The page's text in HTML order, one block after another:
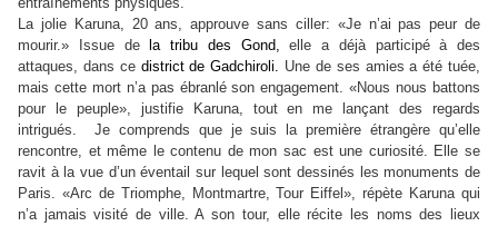
La jolie Karuna, 20 ans, approuve sans ciller: «Je n’ai pas peur de
mourir.» Issue de
la tribu des Gond,
elle a déjà participé à des
attaques, dans ce district de Gadchiroli. Une de ses amies a été tuée,
mais cette mort n’a pas ébranlé son engagement. «Nous nous battons
pour le peuple», justifie Karuna, tout en me lançant des regards
intrigués. Je comprends que je suis la première étrangère qu’elle
rencontre, et même le contenu de mon sac est une curiosité. Elle se
ravit à la vue d’un éventail sur lequel sont dessinés les monuments de
Paris. «Arc de Triomphe, Montmartre, Tour Eiffel», répète Karuna qui
n’a jamais visité de ville. A son tour, elle récite les noms des lieux